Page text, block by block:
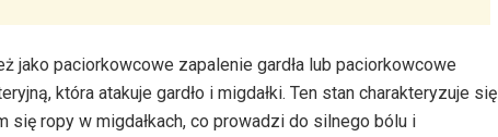
jako paciorkowcowe zapalenie gardła lub paciorkowcowe
która atakuje gardło i migdałki. Ten stan charakteryzuje się
się ropy w migdałkach, co prowadzi do silnego bólu i